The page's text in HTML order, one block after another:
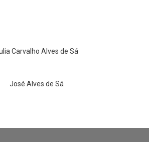
Carvalho Alves de Sá
José Alves de Sá